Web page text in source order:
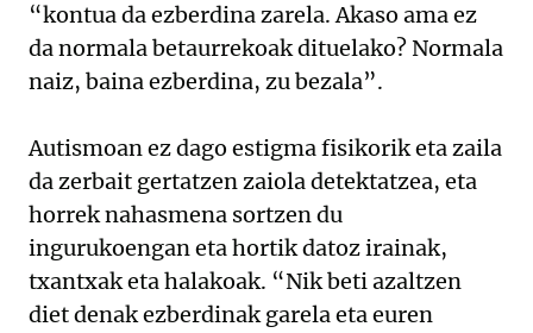
“kontua da ezberdina zarela. Akaso ama ez
da normala betaurrekoak dituelako? Normala
naiz, baina ezberdina, zu bezala”.
Autismoan ez dago estigma fisikorik eta zaila
da zerbait gertatzen zaiola detektatzea, eta
horrek nahasmena sortzen du
ingurukoengan eta hortik datoz irainak,
txantxak eta halakoak. “Nik beti azaltzen
diet denak ezberdinak garela eta euren